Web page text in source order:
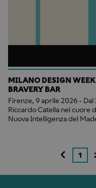
MILANO DESIGN
BRAVERY BAR
Firenze, 9 aprile 2026 - Dal
Riccardo Catella nel cuore
Nuova Intelligenza del
1